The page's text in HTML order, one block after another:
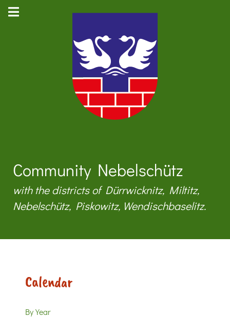
Community Nebelschütz
with the districts of Dürrwicknitz, Miltitz,
Nebelschütz, Piskowitz, Wendischbaselitz.
Calendar
By Year